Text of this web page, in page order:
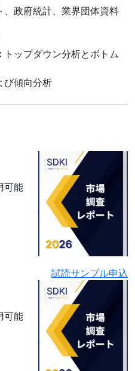
、政府統計、業界団体資料
トップダウン分析とボトム
び傾向分析
可能
試読サンプル申込
可能